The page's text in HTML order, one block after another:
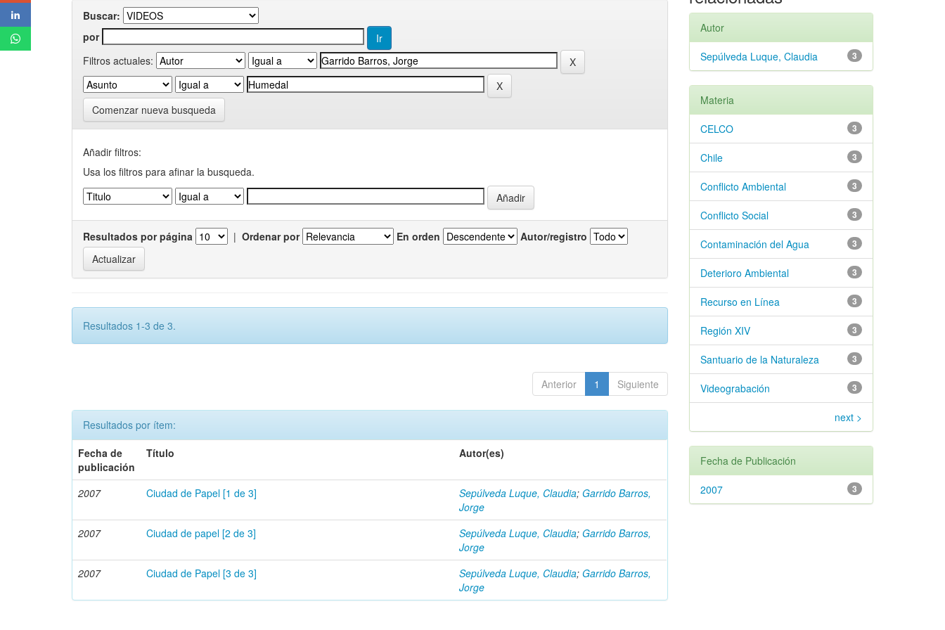
Buscar:
por
Filtros actuales:
Comenzar nueva busqueda
Añadir filtros:
Usa los filtros para afinar la busqueda.
Resultados por página | Ordenar por En orden Autor/registro
Resultados 1-3 de 3.
Anterior 1 Siguiente
Resultados por ítem:
Fecha de
publicación
Título Autor(es)
2007 Ciudad de Papel [1 de 3] Sepúlveda Luque, Claudia; Garrido Barros,
Jorge
2007
Ciudad de papel [2 de 3] Sepúlveda Luque, Claudia; Garrido Barros,
Jorge
2007
Ciudad de Papel [3 de 3] Sepúlveda Luque, Claudia; Garrido Barros,
Jorge
Autor
3
Sepúlveda Luque, Claudia
Materia
3
CELCO
3
Chile
3
Conflicto Ambiental
3
Conflicto Social
3
Contaminación del Agua
3
Deterioro Ambiental
3
Recurso en Línea
3
Región XIV
3
Santuario de la Naturaleza
3
Videograbación
next >
Fecha de Publicación
3
2007